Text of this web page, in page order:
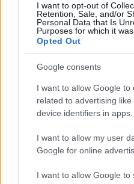
I want to opt-out of
Retention, Sale, and/or
Personal Data that Is
Purposes for which it was
Opted Out
Google consents
I want to allow Google to
related to advertising
device identifiers in apps.
I want to allow my user
Google for online
I want to allow Google to
Kockák: 7/10. 389db.
talán a kabin üvegét, de
meggyőződve. Nagy
elemek sincsenek jelen
mozgó alkatrészek; mint
Szürke és zöld főleg némi